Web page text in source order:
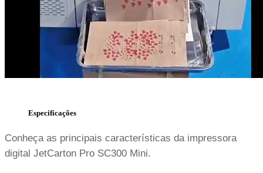
Especificações
Conheça as principais características da impressora
digital JetCarton Pro SC300 Mini.